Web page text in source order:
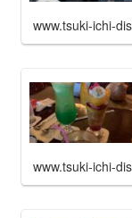
www.tsuki-ichi-
www.tsuki-ichi-